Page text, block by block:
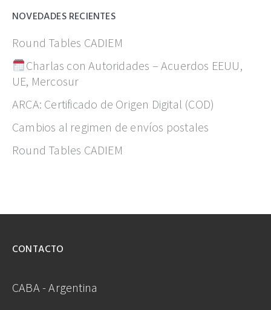
NOVEDADES RECIENTES
Round Tables CADIEM
Charlas con Autoridades – Acuerdos EEUU,
UE, Mercosur
ARCA: Certificado de Origen Digital (COD)
Cambios al regimen de envíos postales
Round Tables CADIEM
CONTACTO
CABA - Argentina